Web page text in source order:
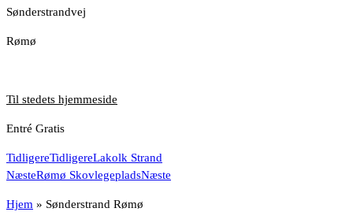
Sønderstrandvej
Rømø
Til stedets hjemmeside
Entré Gratis
TidligereTidligereLakolk Strand
NæsteRømø SkovlegepladsNæste
Hjem » Sønderstrand Rømø